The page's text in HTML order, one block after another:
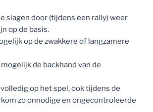
slagen door (tijdens een rally) weer
op de basis.
op de zwakkere of langzamere
de backhand van de
op het spel, ook tijdens de
zo onnodige en ongecontroleerde